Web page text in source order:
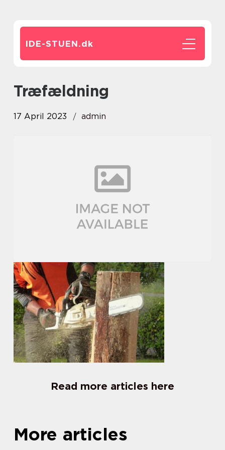
IDE-STUEN.dk
træfældning
17 April 2023 admin
Read more articles here
More articles